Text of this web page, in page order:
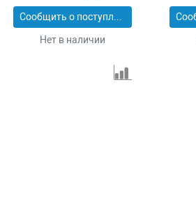
Сообщить о поступлении
Нет в наличии